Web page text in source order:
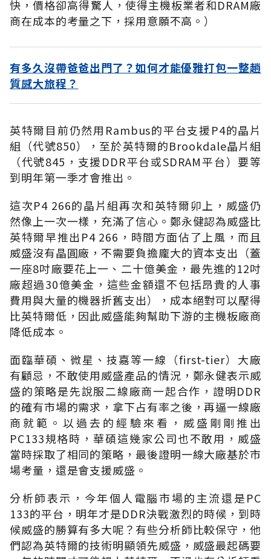
快，價格卻高得驚人，使得主機板業者和DRAM廠
商在成本的考量之下，採用意願不高。）
有多久沒帶爸爸出門了？如何才能優雅打包一整趟
質感大旅程？
英特爾目前仍然用Rambus的平台支援P4的晶片
組（代號850），至於英特爾的Brookdale晶片組
（代號845，支援DDR平台或SDRAM平台）要等
到明年第一季才會推出。
這次P4 266的晶片組再次和英特爾卯上，威盛仍
然像上一次一樣，充滿了信心。鄭永健認為威盛比
英特爾早推出P4 266，時間方面佔了上風，而且
威盛沒有晶圓廠，不需要負擔龐大的資本支出（蓋
一座8吋廠要花上一、二十億美金，最先進的12吋
廠超過30億美金，這些金額還不包括昂貴的人事
費用與大量的機器折舊支出），成本絕對可以壓得
比英特爾低，因此威盛能夠幫助下游的主機板廠商
降低成本。
面臨華碩、微星、技嘉等一線（first-tier）大廠
有顧忌，不敢使用威盛產品的情況，鄭永健表示威
盛的策略是先說服二線廠商一起合作，證明DDR
的確有市場的需求，拿下占有率之後，再逼一線廠
商就範。以過去的經驗來看，威盛剛剛推出
PC133規格時，華碩這幾家公司也不敢用，威盛
當時採取了相同的策略，最後證明一線大廠基於市
場考量，還是會支援威盛。
分析師表示，今年個人電腦市場的主流還是PC
133的平台，明年才是DDR決戰激烈的時候，到時
候威盛的勝算有多大呢？有些分析師比較保守，他
們認為英特爾的技術明顯領先威盛，威盛最起碼要